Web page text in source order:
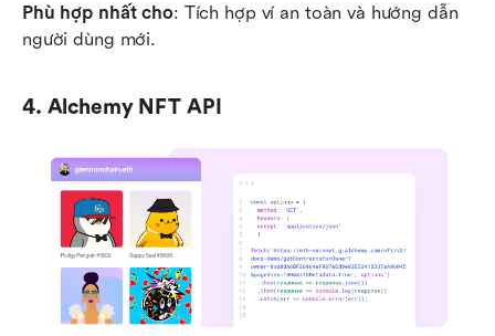
Phù hợp nhất cho: Tích hợp ví an toàn và hướng dẫn
người dùng mới.
4. Alchemy NFT API